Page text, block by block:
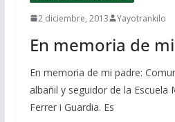
2 diciembre, 2013 Yayotrankilo
En memoria de
En memoria de mi padre:
albañil y seguidor de la Escuela
Ferrer i Guardia. Es